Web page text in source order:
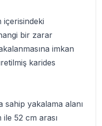
içerisindeki
bir zarar
imkan
karides
sahip yakalama alanı
52 cm arası